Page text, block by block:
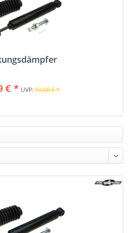
€ * UVP:99,00 € *